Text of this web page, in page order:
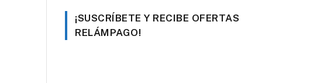
¡SUSCRÍBETE Y RECIBE OFERTAS
RELÁMPAGO!